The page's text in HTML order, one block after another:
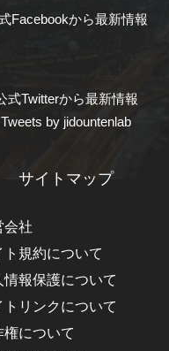
Facebookから最新情報
式Twitterから最新情報
Tweets by jidountenlab
サイトマップ
会社
ト規約について
情報保護について
トリンクについて
権について